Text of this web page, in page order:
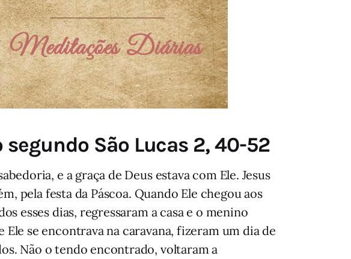
São Lucas 2, 40-52
e a graça de Deus estava com Ele. Jesus
pela festa da Páscoa. Quando Ele chegou aos
esses dias, regressaram a casa e o menino
se encontrava na caravana, fizeram um dia de
Não o tendo encontrado, voltaram a